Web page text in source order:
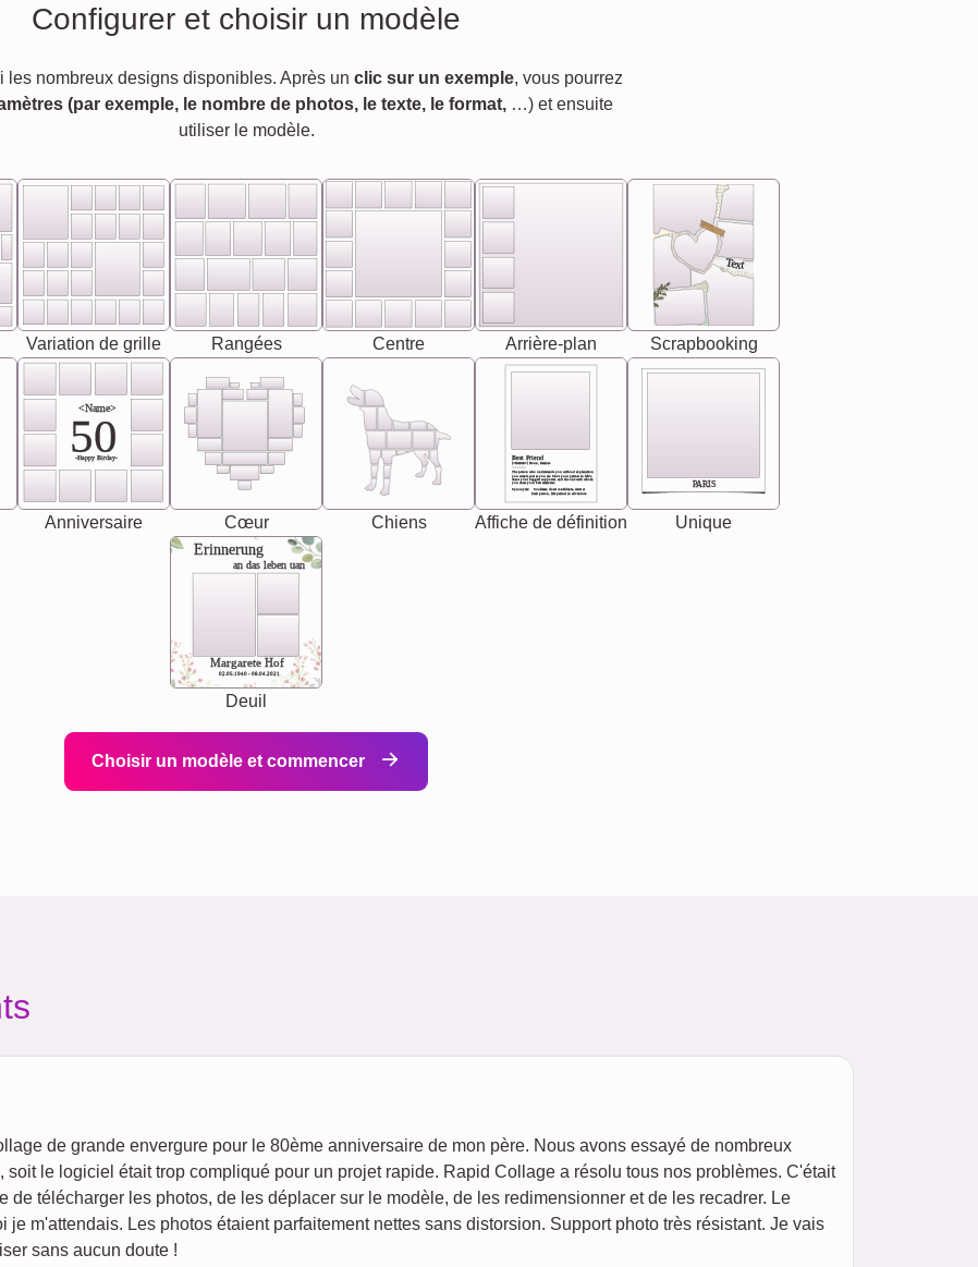
Configurer et choisir un modèle
les nombreux designs disponibles. Après un clic sur un exemple, vous pourrez
(par exemple, le nombre de photos, le texte, le format,…) et ensuite
utiliser le modèle.
Variation de grille Rangées Centre Arrière-plan
Text
Scrapbooking
<Name>
50
-Happy Birday-
Anniversaire Cœur Chiens
Best Friend
[<NAME>] Noun, feminie
Synonyms: Soulmate, closet confidante, sister at
heart person, life partner in adventure.
The person who understands you without explanation
you accepts just as you are. She's your partner in life's,
chaos your biggest supporter, and the one with whom
you share your best memories.
Affiche de définition
PARIS
Unique
Erinnerung
an das leben uan
Margarete Hof
02.05.1940 - 08.04.2021
Deuil
Choisir un modèle et commencer
de grande envergure pour le 80ème anniversaire de mon père. Nous avons essayé de nombreux
soit le logiciel était trop compliqué pour un projet rapide. Rapid Collage a résolu tous nos problèmes. C'était
de télécharger les photos, de les déplacer sur le modèle, de les redimensionner et de les recadrer. Le
m'attendais. Les photos étaient parfaitement nettes sans distorsion. Support photo très résistant. Je vais
sans aucun doute !